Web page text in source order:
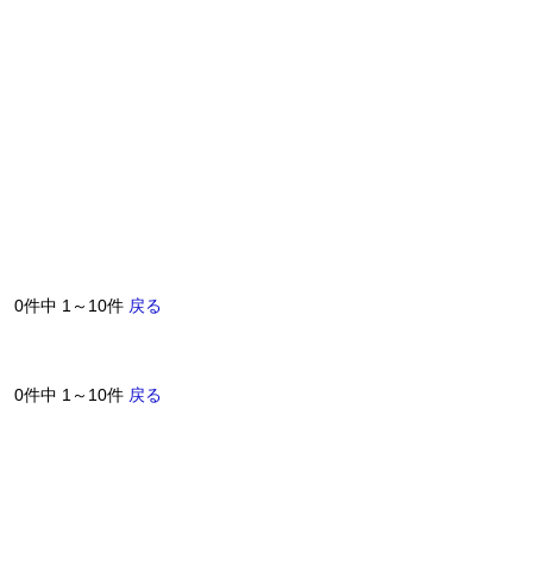
0件中 1～10件 戻る
0件中 1～10件 戻る